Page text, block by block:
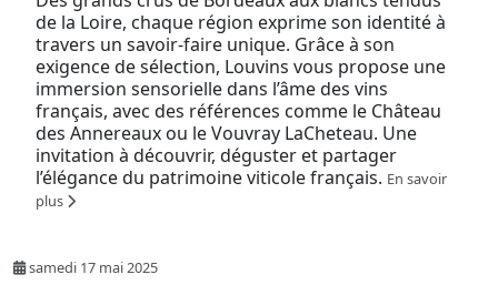
de la Loire, chaque région exprime son identité à
travers un savoir-faire unique. Grâce à son
exigence de sélection, Louvins vous propose une
immersion sensorielle dans l’âme des vins
français, avec des références comme le Château
des Annereaux ou le Vouvray LaCheteau. Une
invitation à découvrir, déguster et partager
l’élégance du patrimoine viticole français. En savoir
plus
samedi 17 mai 2025